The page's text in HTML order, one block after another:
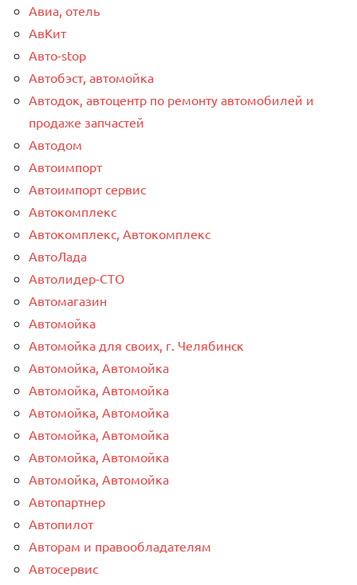
Авиа, отель
АвКит
Авто-stop
Автобэст, автомойка
Автодок, автоцентр по ремонту автомобилей и
продаже запчастей
Автодом
Автоимпорт
Автоимпорт сервис
Автокомплекс
Автокомплекс, Автокомплекс
АвтоЛада
Автолидер-СТО
Автомагазин
Автомойка
Автомойка для своих, г. Челябинск
Автомойка, Автомойка
Автомойка, Автомойка
Автомойка, Автомойка
Автомойка, Автомойка
Автомойка, Автомойка
Автомойка, Автомойка
Автопартнер
Автопилот
Авторам и правообладателям
Автосервис